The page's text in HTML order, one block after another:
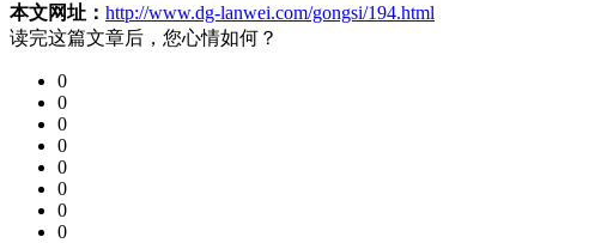
本文网址： http://www.dg-lanwei.com/gongsi/194.html
读完这篇文章后，您心情如何？
0
0
0
0
0
0
0
0